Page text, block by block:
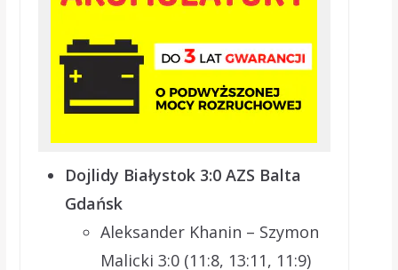
Dojlidy Białystok 3:0 AZS Balta
Gdańsk
Aleksander Khanin – Szymon
Malicki 3:0 (11:8, 13:11, 11:9)